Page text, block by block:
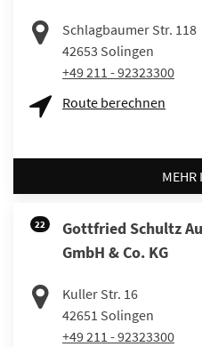
Schlagbaumer Str. 118
42653 Solingen
+49 211 - 92323300
Route berechnen
MEHR
22
Gottfried Schultz
GmbH & Co. KG
Kuller Str. 16
42651 Solingen
+49 211 - 92323300